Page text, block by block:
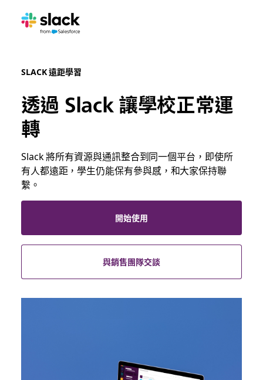
SLACK 遠距學習
透過 Slack 讓學校正常運
轉
Slack 將所有資源與通訊整合到同一個平台，即使所
有人都遠距，學生仍能保有參與感，和大家保持聯
繫。
開始使用
與銷售團隊交談